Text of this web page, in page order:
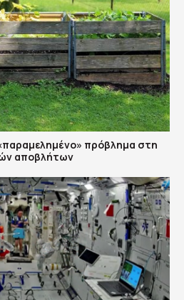
πρόβλημα στη
αποβλήτων